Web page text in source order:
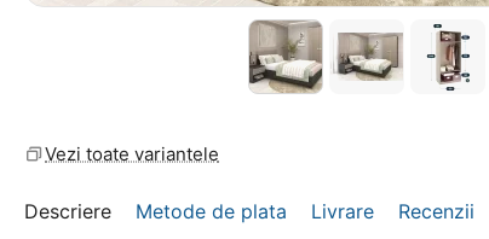
Vezi toate variantele
Descriere Metode de plata Livrare Recenzii